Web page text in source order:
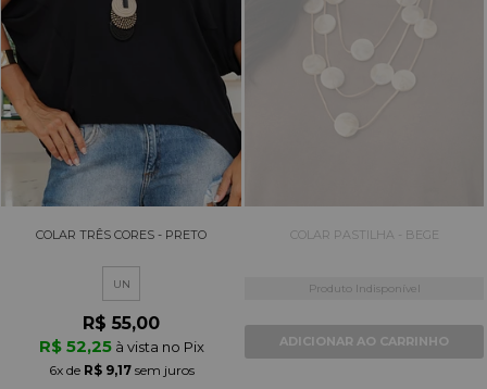
COLAR TRÊS CORES - PRETO
UN
R$ 55,00
R$ 52,25 à vista no Pix
6xde R$ 9,17sem juros
COLAR PASTILHA - BEGE
Produto Indisponível
ADICIONAR AO CARRINHO